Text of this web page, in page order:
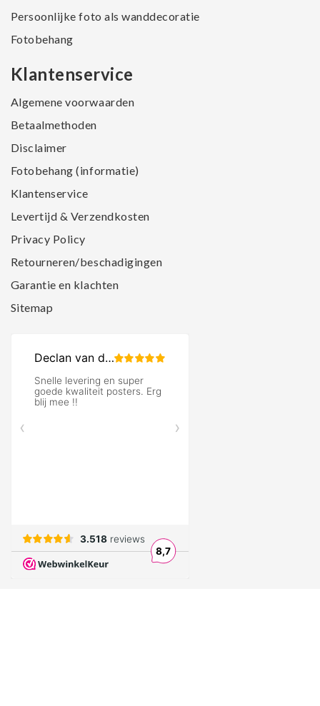
Persoonlijke foto als wanddecoratie
Fotobehang
Klantenservice
Algemene voorwaarden
Betaalmethoden
Disclaimer
Fotobehang (informatie)
Klantenservice
Levertijd & Verzendkosten
Privacy Policy
Retourneren/beschadigingen
Garantie en klachten
Sitemap